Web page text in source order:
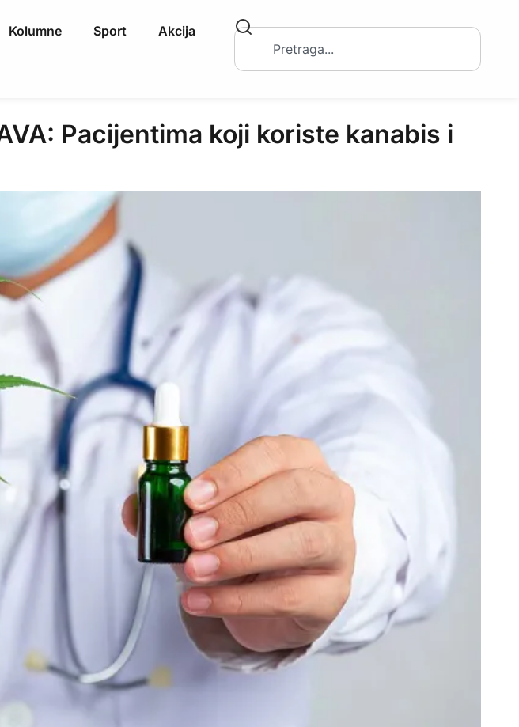
Kolumne Sport Akcija
Pacijentima koji koriste kanabis i